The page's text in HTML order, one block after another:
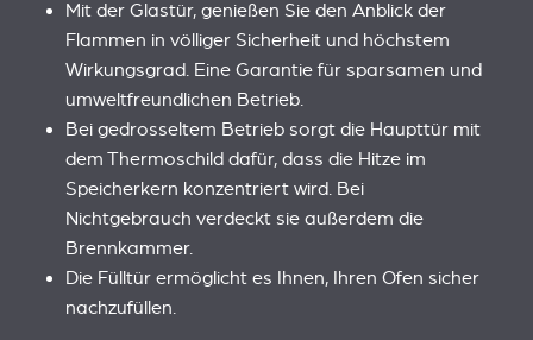
Mit der Glastür, genießen Sie den Anblick der
Flammen in völliger Sicherheit und höchstem
Wirkungsgrad. Eine Garantie für sparsamen und
umweltfreundlichen Betrieb.
Bei gedrosseltem Betrieb sorgt die Haupttür mit
dem Thermoschild dafür, dass die Hitze im
Speicherkern konzentriert wird. Bei
Nichtgebrauch verdeckt sie außerdem die
Brennkammer.
Die Fülltür ermöglicht es Ihnen, Ihren Ofen sicher
nachzufüllen.